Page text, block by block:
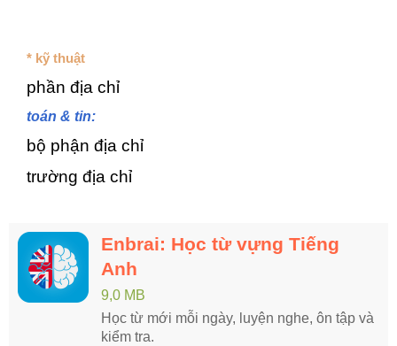
* kỹ thuật
phần địa chỉ
toán & tin:
bộ phận địa chỉ
trường địa chỉ
Enbrai: Học từ vựng Tiếng
Anh
9,0 MB
Học từ mới mỗi ngày, luyện nghe, ôn tập và
kiểm tra.